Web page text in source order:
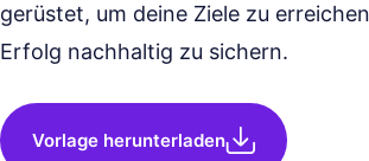
gerüstet, um deine Ziele zu
Erfolg nachhaltig zu sichern.
Vorlage herunterladen